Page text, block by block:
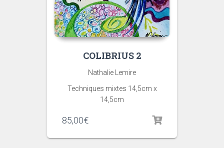
COLIBRIUS 2
Nathalie Lemire
Techniques mixtes 14,5cm x
14,5cm
85,00€